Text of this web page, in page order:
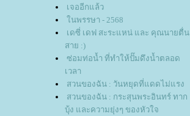
เจออีกแล้ว
นพรรษา - 2568
เดซี่ เดฟ สะระแหน่ และ คุณนายตื่น
สาย :)
ซ่อมท่อน้ำ ที่ทำให้ปั๊มดึงน้ำตลอด
เวลา
สวนของฉัน : วันหยุดที่แดดไม่แรง
สวนของฉัน : กระสุนพระอินทร์ ทาก
บุ้ง และความยุ่งๆ ของหัวใจ